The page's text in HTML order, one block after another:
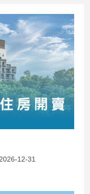
12-31